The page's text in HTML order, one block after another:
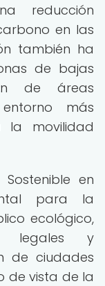
reducción
en las
también ha
de bajas
de áreas
más
la movilidad
en
para la
ecológico,
legales y
de ciudades
de vista de la